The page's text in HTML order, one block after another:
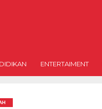
ENTERTAIMENT